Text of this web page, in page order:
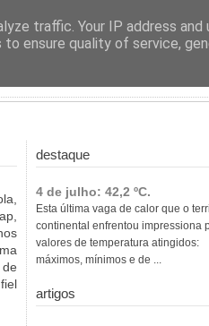
destaque
4 de julho: 42,2 ºC.
Esta última vaga de calor que o
continental enfrentou impressiona
valores de temperatura atingidos:
máximos, mínimos e de ...
artigos
traffic. Your IP address and
ensure quality of service,